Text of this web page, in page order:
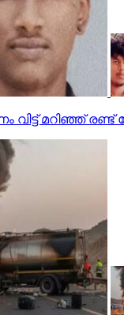
മറിഞ്ഞ് രണ്ട്